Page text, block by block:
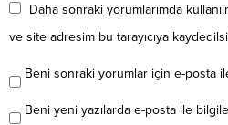
Daha sonraki yorumlarımda
ve site adresim bu tarayıcıya
Beni sonraki yorumlar için e-posta
Beni yeni yazılarda e-posta ile